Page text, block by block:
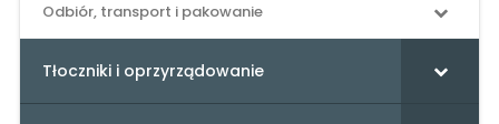
Odbiór, transport i pakowanie
Tłoczniki i oprzyrządowanie